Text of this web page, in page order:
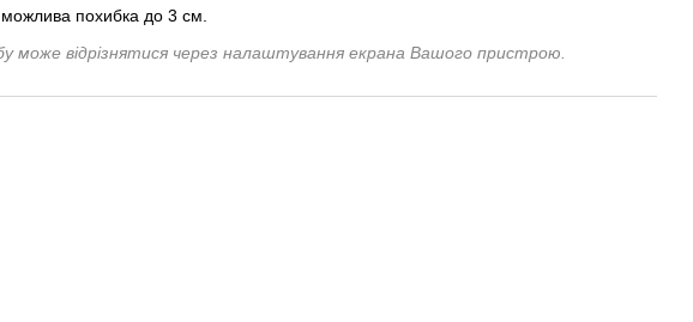
похибка до 3 см.
може відрізнятися через налаштування екрана Вашого пристрою.